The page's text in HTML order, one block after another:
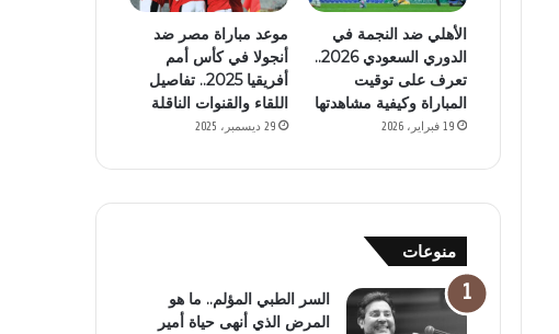
الأهلي ضد النجمة في
الدوري السعودي 2026..
تعرف على توقيت
المباراة وكيفية مشاهدتها
19 فبراير، 2026
موعد مباراة مصر ضد
أنجولا في كأس أمم
أفريقيا 2025.. تفاصيل
اللقاء والقنوات الناقلة
29 ديسمبر، 2025
منوعات
السر الطبي المؤلم.. ما هو
المرض الذي أنهى حياة أمير